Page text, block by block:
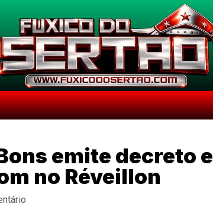
emite decreto e
no Réveillon